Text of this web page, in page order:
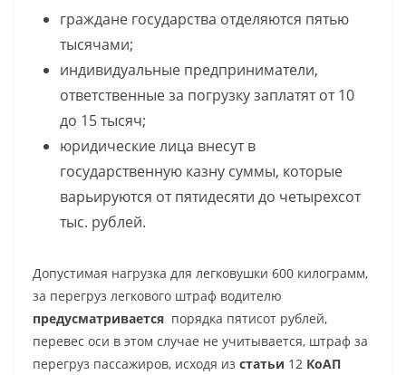
граждане государства отделяются пятью
тысячами;
индивидуальные предприниматели,
ответственные за погрузку заплатят от 10
до 15 тысяч;
юридические лица внесут в
государственную казну суммы, которые
варьируются от пятидесяти до четырехсот
тыс. рублей.
Допустимая нагрузка для легковушки 600 килограмм,
за перегруз легкового штраф водителю
предусматривается порядка пятисот рублей,
перевес оси в этом случае не учитывается, штраф за
перегруз пассажиров, исходя из статьи 12 КоАП